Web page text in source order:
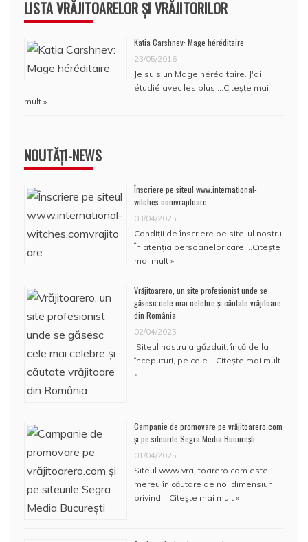
LISTA VRĂJITOARELOR ȘI VRĂJITORILOR
Katia Carshnev: Mage héréditaire
23/05/2016
Je suis un Mage héréditaire. J'ai
étudié avec les plus … Citește mai
mult »
NOUTĂȚI-NEWS
Înscriere pe siteul www.international-
witches.comvrajitoare
03/04/2025
Condiţii de înscriere pe site-ul nostru
În atenţia persoanelor care … Citește
mai mult »
Vrăjitoarero, un site profesionist unde se
găsesc cele mai celebre și căutate vrăjitoare
din România
02/04/2025
Siteul nostru a găzduit, încă de la
începuturi, pe cele … Citește mai mult
»
Campanie de promovare pe vrăjitoarero.com
și pe siteurile Segra Media București
01/04/2025
Siteul www.vrajitoarero.com este
mereu în căutare de noi dimensiuni
privind … Citește mai mult »